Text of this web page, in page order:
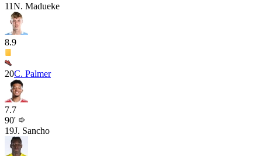
11N. Madueke
8.9
20C. Palmer
7.7
90'
19J. Sancho